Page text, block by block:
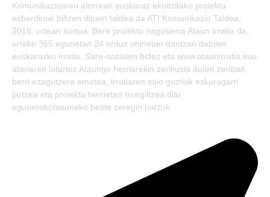
Komunikazioaren alorrean euskaraz ekoitzitako proiektu
ezberdinak biltzen dituen taldea da ATI Komunikazio Taldea,
2016. urtean sortua. Bere proiektu nagusiena Ataun Irratia da,
urteko 365 egunetan 24 orduz uhinetan dantzan dabilen
euskarazko irratia. Sare-sozialen bidez eta www.ataunirratia.eus
atariaren bitartez Ataungo herriarekin zerikusia duten zenbait
berri ezagutzera ematea, irratiaren saio guztiak eskuragarri
jartzea eta proiektu berrietan murgiltzea ditu
egunerokotasuneko beste zeregin batzuk.